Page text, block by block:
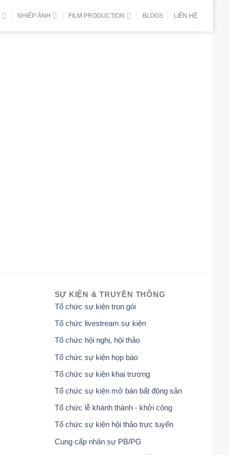
NHIẾP ẢNH FILM PRODUCTION BLOGS LIÊN HỆ
SỰ KIỆN & TRUYỀN THÔNG
Tổ chức sự kiện trọn gói
Tổ chức livestream sự kiện
Tổ chức hội nghị, hội thảo
Tổ chức sự kiện họp báo
Tổ chức sự kiện khai trương
Tổ chức sự kiện mở bán bất động sản
Tổ chức lễ khánh thành - khởi công
Tổ chức sự kiện hội thảo trực tuyến
Cung cấp nhân sự PB/PG